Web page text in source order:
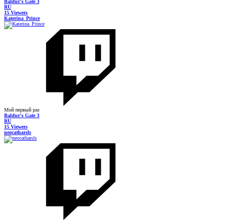
Baldur's Gate 3
RU
15 Viewers
Katerina_Prince
Мой первый раз
Baldur's Gate 3
RU
15 Viewers
neocatharsls